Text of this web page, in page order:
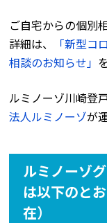
ご自宅からの個別
詳細は、
「新型
相談のお知らせ」
ルミノーゾ川崎登
法人ルミノーゾが
ルミノーゾ
は以下のと
在）